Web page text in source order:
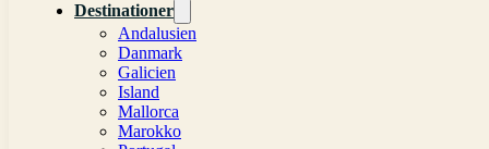
Destinationer
Andalusien
Danmark
Galicien
Island
Mallorca
Marokko